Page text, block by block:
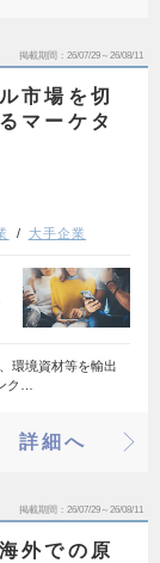
掲載期間 26/07/29～26/08/11
市場を切
マーケタ
大手企業
環境資材等を輸出
ク…
詳細へ
掲載期間 26/07/29～26/08/11
外での原